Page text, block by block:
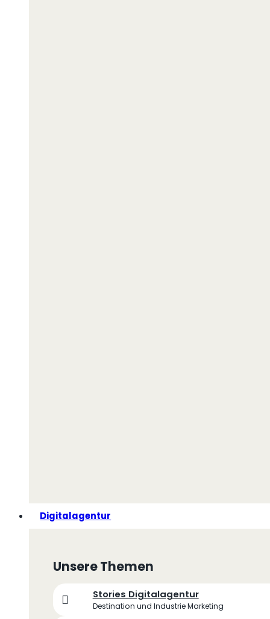
Digitalagentur
Unsere Themen
Stories Digitalagentur
Destination und Industrie Marketing